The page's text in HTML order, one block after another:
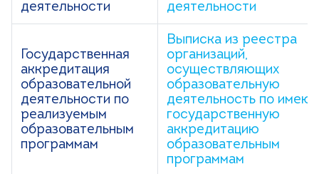
деятельности
деятельности
Государственная
аккредитация
образовательной
деятельности по
реализуемым
образовательным
программам
Выписка из реестра
организаций,
осуществляющих
образовательную
деятельность по
государственную
аккредитацию
образовательным
программам